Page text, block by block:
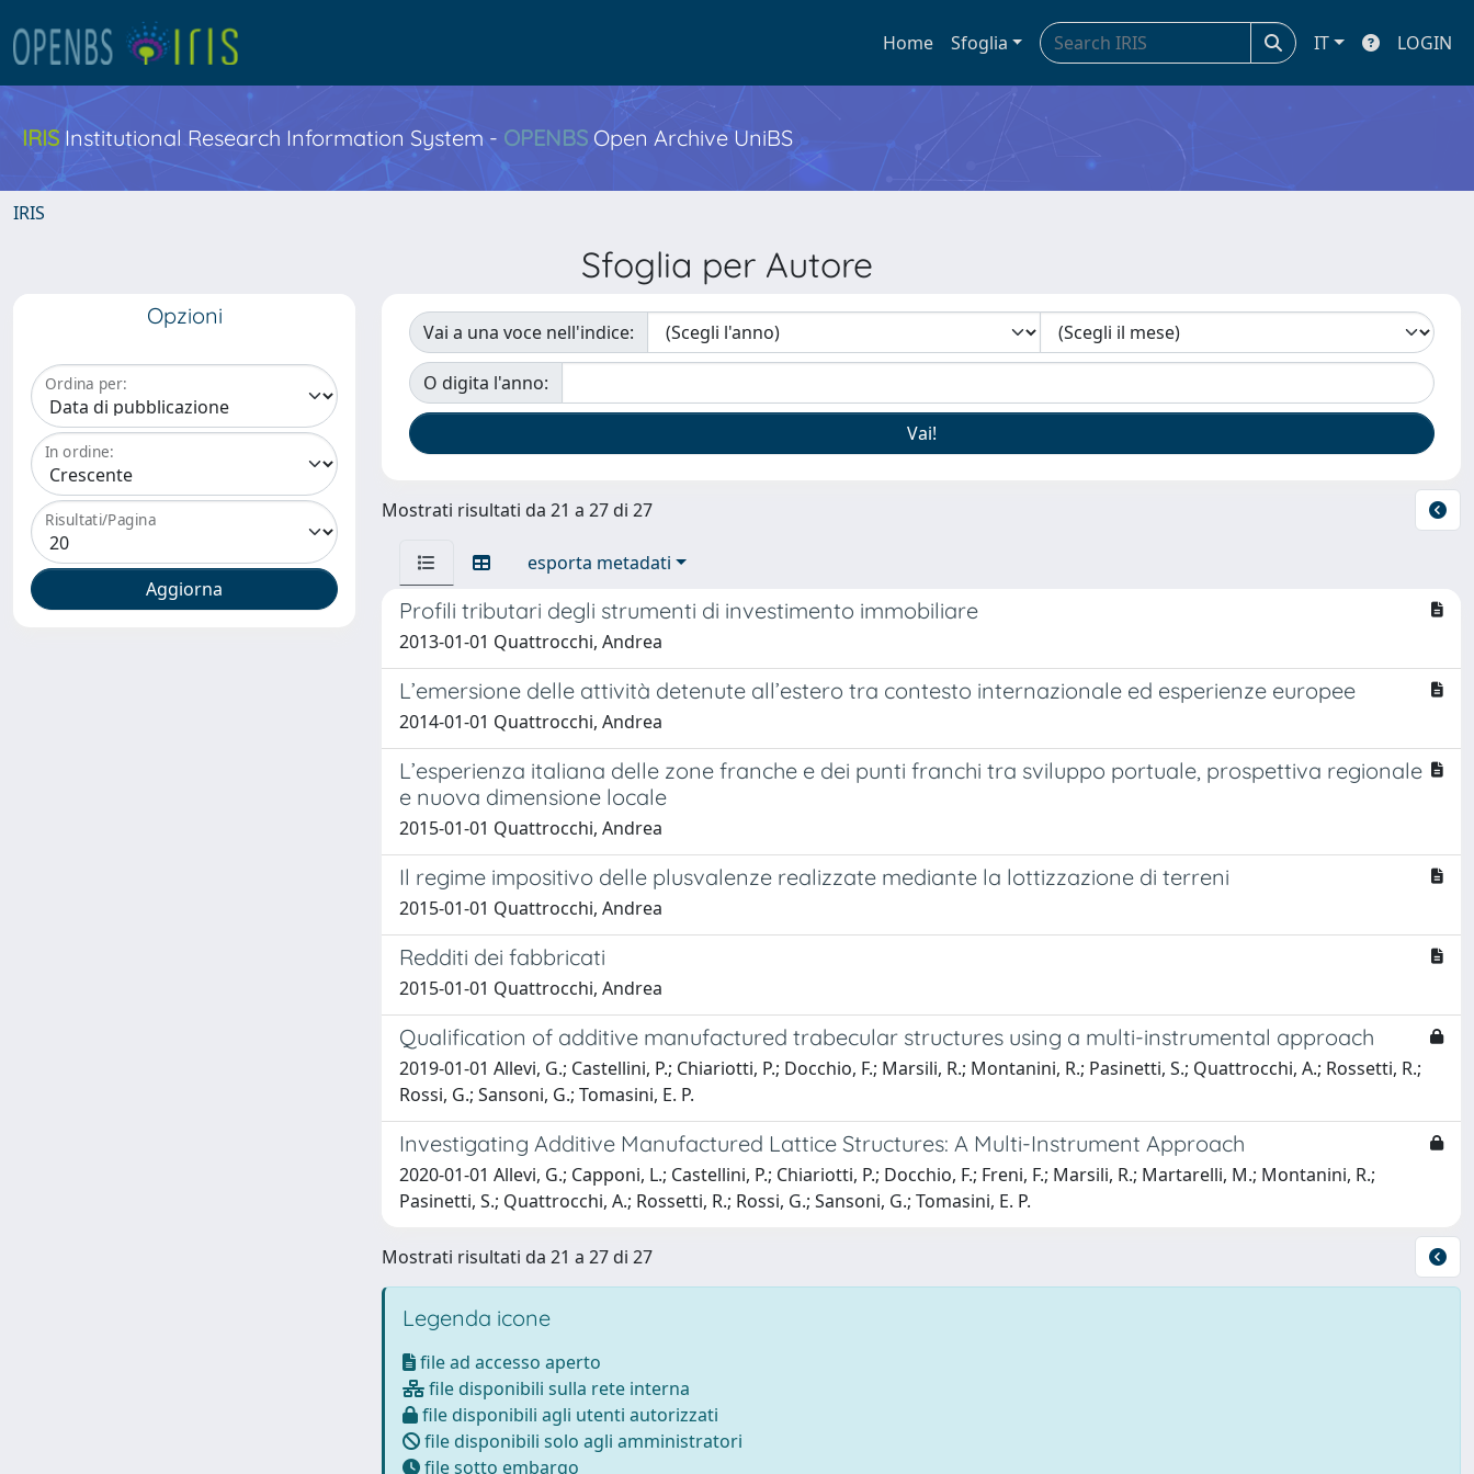
Home Sfoglia IT LOGIN
IRIS Institutional Research Information System - OPENBS Open Archive UniBS
IRIS
Sfoglia per Autore
Opzioni
Ordina per:
In ordine:
Risultati/Pagina
Vai a una voce nell'indice:
O digita l'anno:
Mostrati risultati da 21 a 27 di 27
esporta metadati
Profili tributari degli strumenti di investimento immobiliare
2013-01-01 Quattrocchi, Andrea
L’emersione delle attività detenute all’estero tra contesto internazionale ed esperienze europee
2014-01-01 Quattrocchi, Andrea
L’esperienza italiana delle zone franche e dei punti franchi tra sviluppo portuale, prospettiva regionale
e nuova dimensione locale
2015-01-01 Quattrocchi, Andrea
Il regime impositivo delle plusvalenze realizzate mediante la lottizzazione di terreni
2015-01-01 Quattrocchi, Andrea
Redditi dei fabbricati
2015-01-01 Quattrocchi, Andrea
Qualification of additive manufactured trabecular structures using a multi-instrumental approach
2019-01-01 Allevi, G.; Castellini, P.; Chiariotti, P.; Docchio, F.; Marsili, R.; Montanini, R.; Pasinetti, S.; Quattrocchi, A.; Rossetti, R.;
Rossi, G.; Sansoni, G.; Tomasini, E. P.
Investigating Additive Manufactured Lattice Structures: A Multi-Instrument Approach
2020-01-01 Allevi, G.; Capponi, L.; Castellini, P.; Chiariotti, P.; Docchio, F.; Freni, F.; Marsili, R.; Martarelli, M.; Montanini, R.;
Pasinetti, S.; Quattrocchi, A.; Rossetti, R.; Rossi, G.; Sansoni, G.; Tomasini, E. P.
Mostrati risultati da 21 a 27 di 27
Legenda icone
file ad accesso aperto
file disponibili sulla rete interna
file disponibili agli utenti autorizzati
file disponibili solo agli amministratori
file sotto embargo